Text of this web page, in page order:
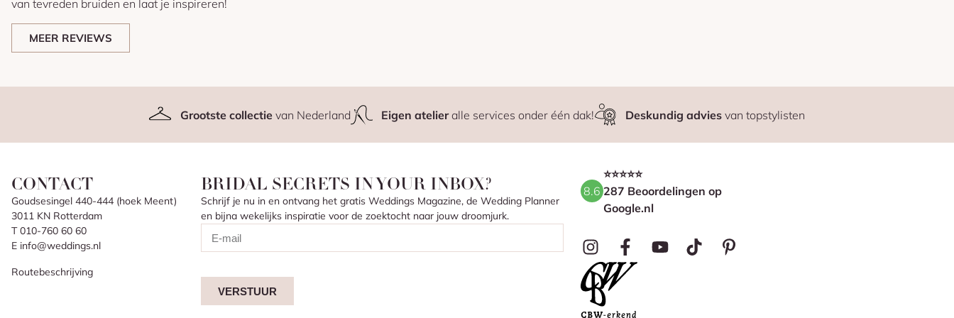
van tevreden bruiden en laat je inspireren!
MEER REVIEWS
Grootste collectievan Nederland Eigen atelieralle services onder één dak! Deskundig advies van topstylisten
CONTACT
Goudsesingel 440-444 (hoek Meent)
3011 KN Rotterdam
T 010-760 60 60
E info@weddings.nl
Routebeschrijving
BRIDAL SECRETS IN YOUR INBOX?
Schrijf je nu in en ontvang het gratis Weddings Magazine, de Wedding Planner
en bijna wekelijks inspiratie voor de zoektocht naar jouw droomjurk.
VERSTUUR
8.6
⭐⭐⭐⭐⭐
287 Beoordelingen op
Google.nl